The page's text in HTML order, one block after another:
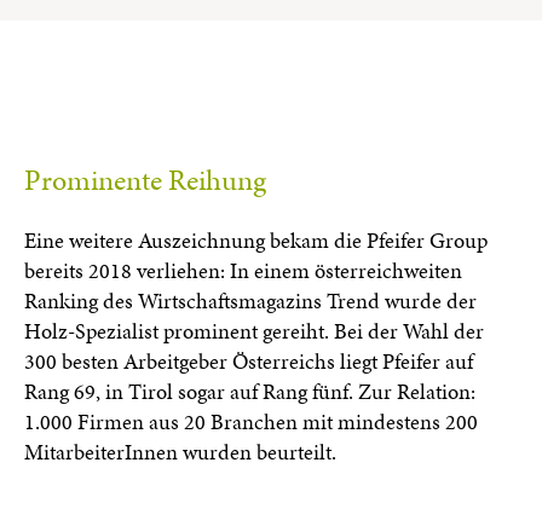
Prominente Reihung
Eine weitere Auszeichnung bekam die Pfeifer Group
bereits 2018 verliehen: In einem österreichweiten
Ranking des Wirtschaftsmagazins Trend wurde der
Holz-Spezialist prominent gereiht. Bei der Wahl der
300 besten Arbeitgeber Österreichs liegt Pfeifer auf
Rang 69, in Tirol sogar auf Rang fünf. Zur Relation:
1.000 Firmen aus 20 Branchen mit mindestens 200
MitarbeiterInnen wurden beurteilt.